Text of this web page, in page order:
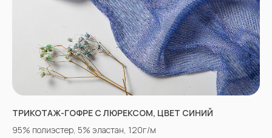
ТРИКОТАЖ-ГОФРЕ С ЛЮРЕКСОМ, ЦВЕТ СИНИЙ
95% полиэстер, 5% эластан, 120г/м